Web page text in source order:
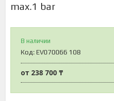
max.1 bar
В наличии
Код: EV070066 108
от 238 700 ₸